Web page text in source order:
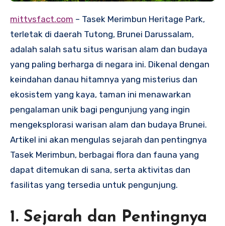
mittvsfact.com – Tasek Merimbun Heritage Park,
terletak di daerah Tutong, Brunei Darussalam,
adalah salah satu situs warisan alam dan budaya
yang paling berharga di negara ini. Dikenal dengan
keindahan danau hitamnya yang misterius dan
ekosistem yang kaya, taman ini menawarkan
pengalaman unik bagi pengunjung yang ingin
mengeksplorasi warisan alam dan budaya Brunei.
Artikel ini akan mengulas sejarah dan pentingnya
Tasek Merimbun, berbagai flora dan fauna yang
dapat ditemukan di sana, serta aktivitas dan
fasilitas yang tersedia untuk pengunjung.
1. Sejarah dan Pentingnya